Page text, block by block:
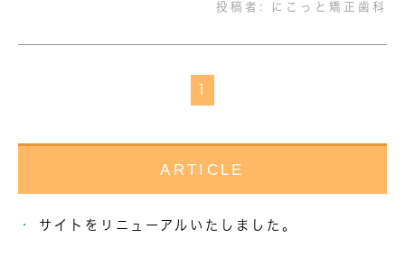
投稿者: にこっと矯正歯科
ARTICLE
サイトをリニューアルいたしました。